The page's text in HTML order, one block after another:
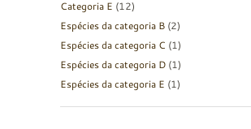
Categoria E (12)
Espécies da categoria B (2)
Espécies da categoria C (1)
Espécies da categoria D (1)
Espécies da categoria E (1)